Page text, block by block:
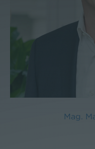
Mag.